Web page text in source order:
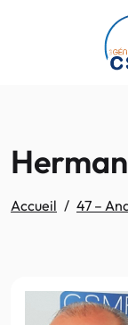
Passer au contenu
Accueil 47 –